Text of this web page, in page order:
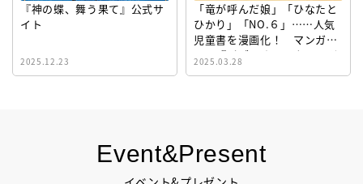
Event&Present
『神の蝶、舞う果て』公式サ
イト
2025.12.23
「竜が呼んだ娘」「ひなたと
ひかり」「NO.６」……人気
児童書を漫画化！ マンガサ
イト『ビブリオシリウス』誕
生！
2025.03.28